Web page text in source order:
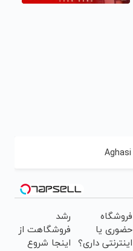
فروشگاه
حضوری یا
اینترنتی داری؟
رشد
فروشگاهت از
اینجا شروع